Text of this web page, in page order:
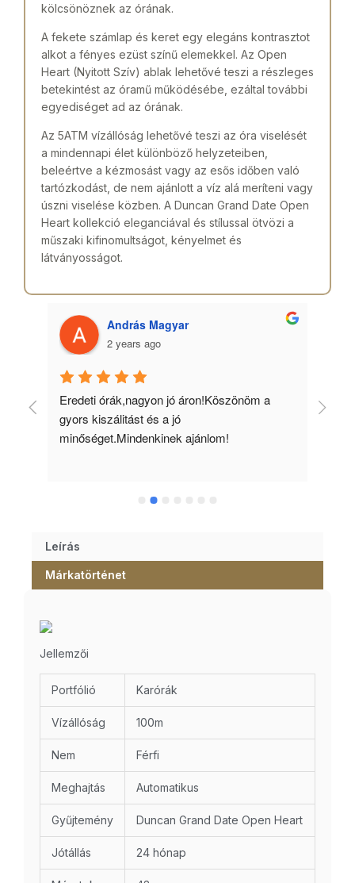
kölcsönöznek az órának.
A fekete számlap és keret egy elegáns kontrasztot
alkot a fényes ezüst színű elemekkel. Az Open
Heart (Nyitott Szív) ablak lehetővé teszi a részleges
betekintést az óramű működésébe, ezáltal további
egyediséget ad az órának.
Az 5ATM vízállóság lehetővé teszi az óra viselését
a mindennapi élet különböző helyzeteiben,
beleértve a kézmosást vagy az esős időben való
tartózkodást, de nem ajánlott a víz alá meríteni vagy
úszni viselése közben. A Duncan Grand Date Open
Heart kollekció eleganciával és stílussal ötvözi a
műszaki kifinomultságot, kényelmet és
látványosságot.
András Magyar
2 years ago
Eredeti órák,nagyon jó áron!Köszönöm a
gyors kiszálitást és a jó
minőséget.Mindenkinek ajánlom!
Leírás
Márkatörténet
Jellemzői
Portfólió Karórák
Vízállóság 100m
Nem Férfi
Meghajtás Automatikus
Gyűjtemény Duncan Grand Date Open Heart
Jótállás 24 hónap